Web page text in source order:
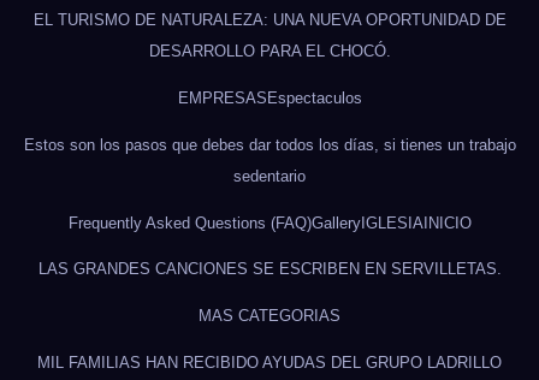
EL TURISMO DE NATURALEZA: UNA NUEVA OPORTUNIDAD DE
DESARROLLO PARA EL CHOCÓ.
EMPRESAS Espectaculos
Estos son los pasos que debes dar todos los días, si tienes un trabajo
sedentario
Frequently Asked Questions (FAQ)GalleryIGLESIAINICIO
LAS GRANDES CANCIONES SE ESCRIBEN EN SERVILLETAS.
MAS CATEGORIAS
MIL FAMILIAS HAN RECIBIDO AYUDAS DEL GRUPO LADRILLO